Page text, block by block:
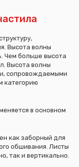
Высота волны
Чем больше высота
Высота волны
сопровождаемыми
категорию
в основном
как заборный для
обшивания. Листы
так и вертикально.